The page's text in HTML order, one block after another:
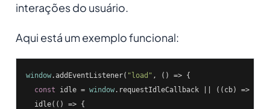
interações do usuário.
Aqui está um exemplo funcional:
window.addEventListener( "load" , () => {
const idle = window.requestIdleCallback || ( (cb) =>
  idle(
() => {